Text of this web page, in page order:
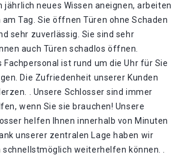
jährlich neues Wissen aneignen, arbeiten
Tag. Sie öffnen Türen ohne Schaden
sehr zuverlässig. Sie sind sehr
auch Türen schadlos öffnen.
Fachpersonal ist rund um die Uhr für Sie
Die Zufriedenheit unserer Kunden
. Unsere Schlosser sind immer
wenn Sie sie brauchen! Unsere
helfen Ihnen innerhalb von Minuten
unserer zentralen Lage haben wir
schnellstmöglich weiterhelfen können. .